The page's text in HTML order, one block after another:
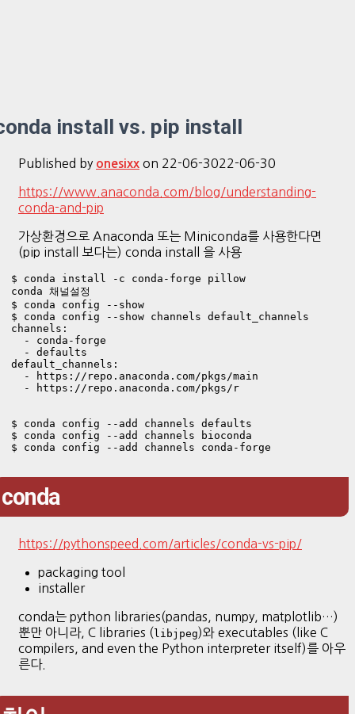
install vs. pip install
Published by onesixx on 22-06-3022-06-30
https://www.anaconda.com/blog/understanding-
conda-and-pip
가상환경으로 Anaconda 또는 Miniconda를 사용한다면
(pip install 보다는) conda install 을 사용
$ conda install -c conda-forge pillow
conda 채널설정
$ conda config --show
$ conda config --show channels default_channels
channels:
  - conda-forge
  - defaults
default_channels:
  - https://repo.anaconda.com/pkgs/main
  - https://repo.anaconda.com/pkgs/r
$ conda config --add channels defaults
$ conda config --add channels bioconda
conda
https://pythonspeed.com/articles/conda-vs-pip/
packaging tool
installer
conda는 python libraries(pandas, numpy, matplotlib…)
뿐만 아니라, C libraries ( libjpeg)와 executables (like C
compilers, and even the Python interpreter itself)를 아우
른다.